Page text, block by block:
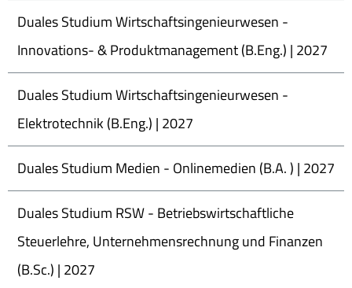
Duales Studium Wirtschaftsingenieurwesen -
Innovations- & Produktmanagement (B.Eng.) | 2027
Duales Studium Wirtschaftsingenieurwesen -
Elektrotechnik (B.Eng.) | 2027
Duales Studium Medien - Onlinemedien (B.A. ) | 2027
Duales Studium RSW - Betriebswirtschaftliche
Steuerlehre, Unternehmensrechnung und Finanzen
(B.Sc.) | 2027